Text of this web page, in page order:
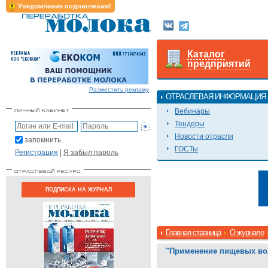
Уведомление подписчикам!
Разместить рекламу
запомнить
Регистрация | Я забыл пароль
ПОДПИСКА НА ЖУРНАЛ
Каталог
предприятий
ОТРАСЛЕВАЯ ИНФОРМАЦИЯ
Вебинары
Тендеры
Новости отрасли
ГОСТы
Главная страница О журнале
"Применение пищевых